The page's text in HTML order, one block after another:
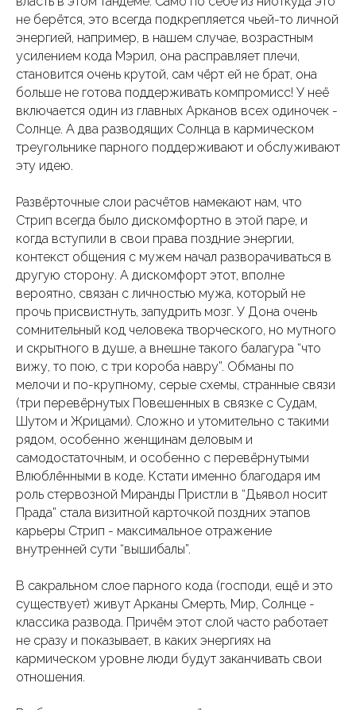
не берётся, это всегда подкрепляется чьей-то личной
энергией, например, в нашем случае, возрастным
усилением кода Мэрил, она расправляет плечи,
становится очень крутой, сам чёрт ей не брат, она
больше не готова поддерживать компромисс! У неё
включается один из главных Арканов всех одиночек -
Солнце. А два разводящих Солнца в кармическом
треугольнике парного поддерживают и обслуживают
эту идею.
Развёрточные слои расчётов намекают нам, что
Стрип всегда было дискомфортно в этой паре, и
когда вступили в свои права поздние энергии,
контекст общения с мужем начал разворачиваться в
другую сторону. А дискомфорт этот, вполне
вероятно, связан с личностью мужа, который не
прочь присвистнуть, запудрить мозг. У Дона очень
сомнительный код человека творческого, но мутного
и скрытного в душе, а внешне такого балагура “что
вижу, то пою, с три короба навру”. Обманы по
мелочи и по-крупному, серые схемы, странные связи
(три перевёрнутых Повешенных в связке с Судам,
Шутом и Жрицами). Сложно и утомительно с такими
рядом, особенно женщинам деловым и
самодостаточным, и особенно с перевёрнутыми
Влюблёнными в коде. Кстати именно благодаря им
роль стервозной Миранды Пристли в “Дьявол носит
Прада” стала визитной карточкой поздних этапов
карьеры Стрип - максимальное отражение
внутренней сути “вышибалы”.
В сакральном слое парного кода (господи, ещё и это
существует) живут Арканы Смерть, Мир, Солнце -
классика развода. Причём этот слой часто работает
не сразу и показывает, в каких энергиях на
кармическом уровне люди будут заканчивать свои
отношения.
Обо мне
Мои контакты
Контакты школы
Отзывы
Услуги
Главная